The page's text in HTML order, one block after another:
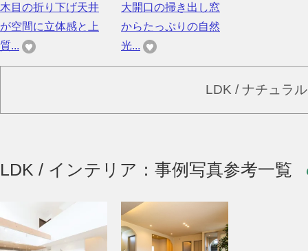
木目の折り下げ天井
が空間に立体感と上
質...
大開口の掃き出し窓
からたっぷりの自然
光...
LDK / ナチュラ
LDK / インテリア：事例写真参考一覧